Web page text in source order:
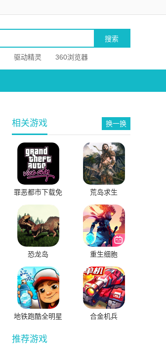
驱动精灵 360浏览器
相关游戏 换一换
罪恶都市下载免
荒岛求生
恐龙岛 重生细胞
地铁跑酷全明星
合金机兵
推荐游戏